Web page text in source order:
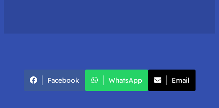
Facebook WhatsApp Email